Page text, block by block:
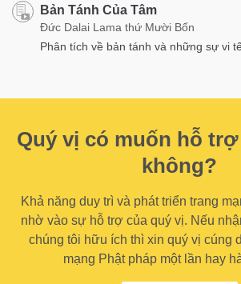
Bản Tánh Của Tâm
Đức Dalai Lama thứ Mười Bốn
Phân tích về bản tánh và những sự vi
Quý vị có muốn hỗ
không?
Khả năng duy trì và phát triển trang
nhờ vào sự hỗ trợ của quý vị. Nếu
chúng tôi hữu ích thì xin quý vị cúng
mạng Phật pháp một lần hay